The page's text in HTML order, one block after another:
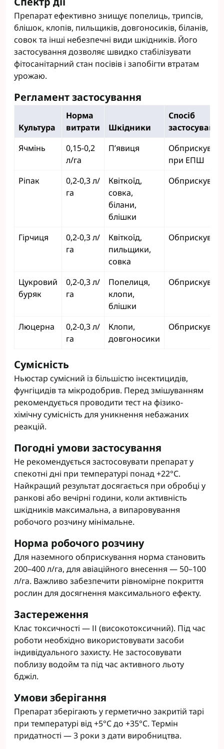
Препарат ефективно знищує попелиць, трипсів,
блішок, клопів, пильщиків, довгоносиків, біланів,
совок та інші небезпечні види шкідників. Його
застосування дозволяє швидко стабілізувати
фітосанітарний стан посівів і запобігти втратам
урожаю.
Регламент застосування
Культура
Норма
витрати
Шкідники
Спосіб
Ячмінь
0,15-0,2
л/га
П’явиця
при ЕПШ
Ріпак
0,2-0,3 л/
га
Квіткоїд,
совка,
білани,
блішки
Гірчиця
0,2-0,3 л/
га
Квіткоїд,
пильщики,
совка
Цукровий
буряк
0,2-0,3 л/
га
Попелиця,
клопи,
блішки
Люцерна
0,2-0,3 л/
га
Клопи,
довгоносики
Сумісність
Ньюстар сумісний із більшістю інсектицидів,
фунгіцидів та мікродобрив. Перед змішуванням
рекомендується проводити тест на фізико-
хімічну сумісність для уникнення небажаних
реакцій.
Погодні умови застосування
Не рекомендується застосовувати препарат у
спекотні дні при температурі понад +22°C.
Найкращий результат досягається при обробці у
ранкові або вечірні години, коли активність
шкідників максимальна, а випаровування
робочого розчину мінімальне.
Норма робочого розчину
Для наземного обприскування норма становить
200–400 л/га, для авіаційного внесення — 50–100
л/га. Важливо забезпечити рівномірне покриття
рослин для досягнення максимального ефекту.
Застереження
Клас токсичності — ІІ (високотоксичний). Під час
роботи необхідно використовувати засоби
індивідуального захисту. Не застосовувати
поблизу водойм та під час активного льоту
бджіл.
Умови зберігання
Препарат зберігають у герметично закритій тарі
при температурі від +5°C до +35°C. Термін
придатності — 3 роки з дати виробництва.